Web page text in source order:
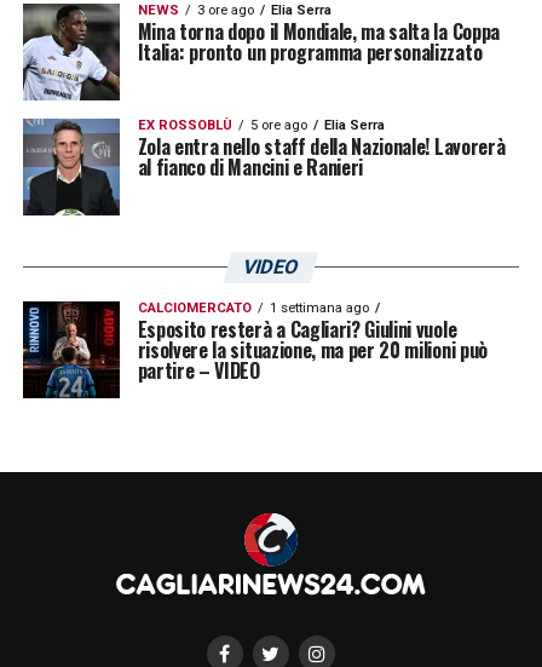
NEWS 3 ore ago Elia Serra
Mina torna dopo il Mondiale, ma salta la Coppa
Italia: pronto un programma personalizzato
EX ROSSOBLÙ 5 ore ago Elia Serra
Zola entra nello staff della Nazionale! Lavorerà
al fianco di Mancini e Ranieri
VIDEO
CALCIOMERCATO 1 settimana ago
Esposito resterà a Cagliari? Giulini vuole
risolvere la situazione, ma per 20 milioni può
partire – VIDEO